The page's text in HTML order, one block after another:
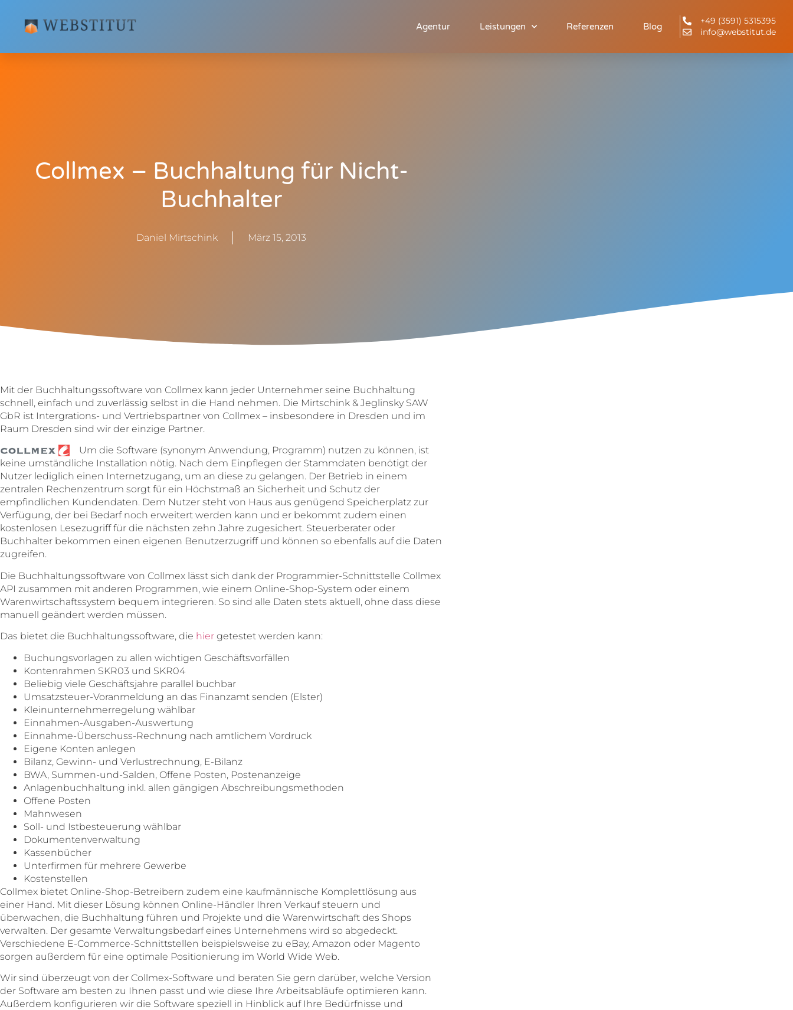
Agentur Leistungen Referenzen Blog
+49 (3591) 5315395
info@webstitut.de
Collmex – Buchhaltung für Nicht-
Buchhalter
Daniel Mirtschink März 15, 2013
Mit der Buchhaltungssoftware von Collmex kann jeder Unternehmer seine Buchhaltung
schnell, einfach und zuverlässig selbst in die Hand nehmen. Die Mirtschink & Jeglinsky SAW
GbR ist Intergrations- und Vertriebspartner von Collmex – insbesondere in Dresden und im
Raum Dresden sind wir der einzige Partner.
Um die Software (synonym Anwendung, Programm) nutzen zu können, ist
keine umständliche Installation nötig. Nach dem Einpflegen der Stammdaten benötigt der
Nutzer lediglich einen Internetzugang, um an diese zu gelangen. Der Betrieb in einem
zentralen Rechenzentrum sorgt für ein Höchstmaß an Sicherheit und Schutz der
empfindlichen Kundendaten. Dem Nutzer steht von Haus aus genügend Speicherplatz zur
Verfügung, der bei Bedarf noch erweitert werden kann und er bekommt zudem einen
kostenlosen Lesezugriff für die nächsten zehn Jahre zugesichert. Steuerberater oder
Buchhalter bekommen einen eigenen Benutzerzugriff und können so ebenfalls auf die Daten
zugreifen.
Die Buchhaltungssoftware von Collmex lässt sich dank der Programmier-Schnittstelle Collmex
API zusammen mit anderen Programmen, wie einem Online-Shop-System oder einem
Warenwirtschaftssystem bequem integrieren. So sind alle Daten stets aktuell, ohne dass diese
manuell geändert werden müssen.
Das bietet die Buchhaltungssoftware, die hier getestet werden kann:
Buchungsvorlagen zu allen wichtigen Geschäftsvorfällen
Kontenrahmen SKR03 und SKR04
Beliebig viele Geschäftsjahre parallel buchbar
Umsatzsteuer-Voranmeldung an das Finanzamt senden (Elster)
Kleinunternehmerregelung wählbar
Einnahmen-Ausgaben-Auswertung
Einnahme-Überschuss-Rechnung nach amtlichem Vordruck
Eigene Konten anlegen
Bilanz, Gewinn- und Verlustrechnung, E-Bilanz
BWA, Summen-und-Salden, Offene Posten, Postenanzeige
Anlagenbuchhaltung inkl. allen gängigen Abschreibungsmethoden
Offene Posten
Mahnwesen
Soll- und Istbesteuerung wählbar
Dokumentenverwaltung
Kassenbücher
Unterfirmen für mehrere Gewerbe
Kostenstellen
Collmex bietet Online-Shop-Betreibern zudem eine kaufmännische Komplettlösung aus
einer Hand. Mit dieser Lösung können Online-Händler Ihren Verkauf steuern und
überwachen, die Buchhaltung führen und Projekte und die Warenwirtschaft des Shops
verwalten. Der gesamte Verwaltungsbedarf eines Unternehmens wird so abgedeckt.
Verschiedene E-Commerce-Schnittstellen beispielsweise zu eBay, Amazon oder Magento
sorgen außerdem für eine optimale Positionierung im World Wide Web.
Wir sind überzeugt von der Collmex-Software und beraten Sie gern darüber, welche Version
der Software am besten zu Ihnen passt und wie diese Ihre Arbeitsabläufe optimieren kann.
Außerdem konfigurieren wir die Software speziell in Hinblick auf Ihre Bedürfnisse und